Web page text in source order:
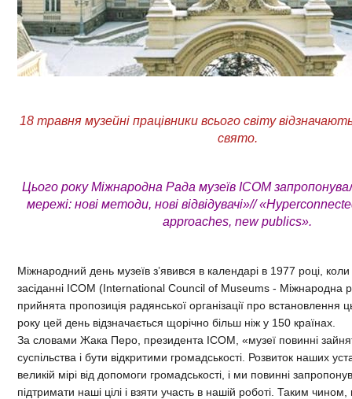
18 травня музейні працівники всього світу
свято.
Цього року Міжнародна Рада музеїв ІСОМ
мережі: нові методи, нові відвідувачі»//
approaches, new publics».
Міжнародний день музеїв з’явився в календарі в 1977 році,
засіданні ICOM (International Council of Museums - Міжнародна
прийнята пропозиція радянської організації про встановлення
року цей день відзначається щорічно більш ніж у 150 країнах.
За словами Жака Перо, президента ICOM, «музеї повинні
суспільства і бути відкритими громадськості. Розвиток наших
великій мірі від допомоги громадськості, і ми повинні
підтримати наші цілі і взяти участь в нашій роботі. Таким